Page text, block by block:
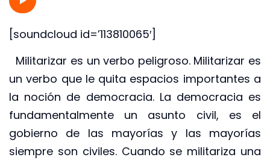
[soundcloud id=’113810065′]
Militarizar es un verbo peligroso. Militarizar es
un verbo que le quita espacios importantes a
la noción de democracia. La democracia es
fundamentalmente un asunto civil, es el
gobierno de las mayorías y las mayorías
siempre son civiles. Cuando se militariza una